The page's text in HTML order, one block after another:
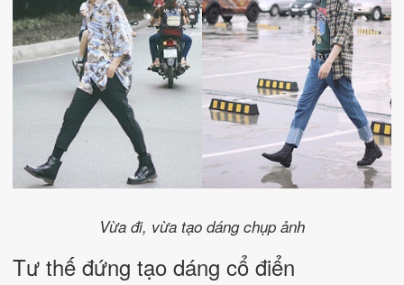
Vừa đi, vừa tạo dáng chụp ảnh
Tư thế đứng tạo dáng cổ điển